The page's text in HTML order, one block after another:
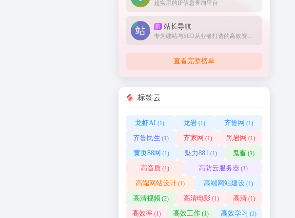
超实用的IP信息查询平台
新 站长导航
查看完整榜单
标签云
龙虾AI (1) 龙岩 (1) 齐鲁网 (1)
齐鲁民生 (1) 齐家网 (1) 黑岩网 (1)
黄页88网 (1) 魅力881 (1) 鬼畜 (1)
高音质 (1) 高防云服务器 (1)
高端网站设计(1) 高端网站建设(1)
高清视频 (2) 高清电影(1) 高清 (1)
高效率(1) 高效工作(1) 高效学习 (1)